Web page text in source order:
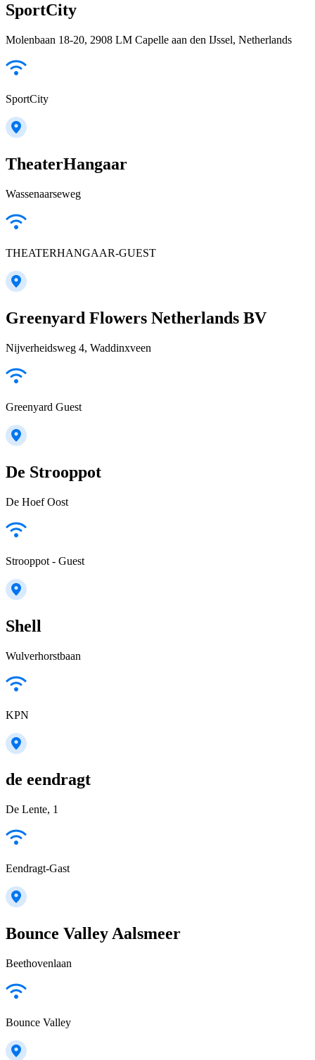
SportCity
Molenbaan 18-20, 2908 LM Capelle aan den IJssel, Netherlands
SportCity
TheaterHangaar
Wassenaarseweg
THEATERHANGAAR-GUEST
Greenyard Flowers Netherlands BV
Nijverheidsweg 4, Waddinxveen
Greenyard Guest
De Strooppot
De Hoef Oost
Strooppot - Guest
Shell
Wulverhorstbaan
KPN
de eendragt
De Lente, 1
Eendragt-Gast
Bounce Valley Aalsmeer
Beethovenlaan
Bounce Valley